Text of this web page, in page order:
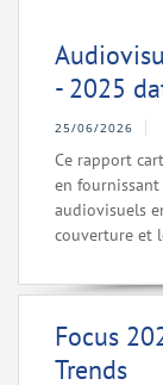
- 2025
25/06/2026
Ce rapport
en fournissant
audiovisuels
couverture et
Focus
Trends